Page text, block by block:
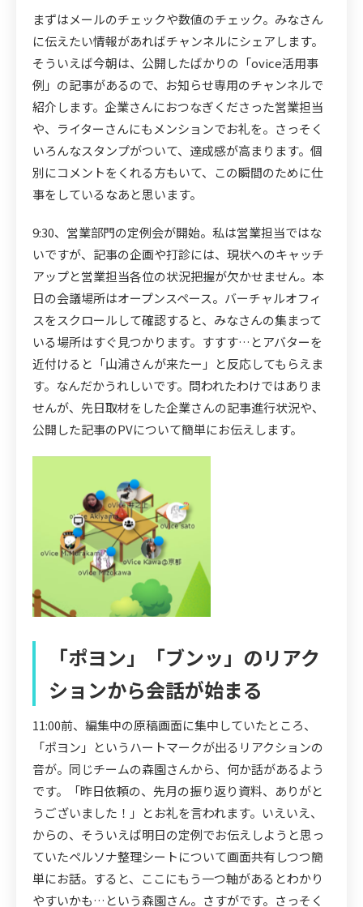
まずはメールのチェックや数値のチェック。みなさん
に伝えたい情報があればチャンネルにシェアします。
そういえば今朝は、公開したばかりの「ovice活用事
例」の記事があるので、お知らせ専用のチャンネルで
紹介します。企業さんにおつなぎくださった営業担当
や、ライターさんにもメンションでお礼を。さっそく
いろんなスタンプがついて、達成感が高まります。個
別にコメントをくれる方もいて、この瞬間のために仕
事をしているなあと思います。
9:30、営業部門の定例会が開始。私は営業担当ではな
いですが、記事の企画や打診には、現状へのキャッチ
アップと営業担当各位の状況把握が欠かせません。本
日の会議場所はオープンスペース。バーチャルオフィ
スをスクロールして確認すると、みなさんの集まって
いる場所はすぐ見つかります。すすす…とアバターを
近付けると「山浦さんが来たー」と反応してもらえま
す。なんだかうれしいです。問われたわけではありま
せんが、先日取材をした企業さんの記事進行状況や、
公開した記事のPVについて簡単にお伝えします。
「ポヨン」「ブンッ」のリアク
ションから会話が始まる
11:00前、編集中の原稿画面に集中していたところ、
「ポヨン」というハートマークが出るリアクションの
音が。同じチームの森園さんから、何か話があるよう
です。「昨日依頼の、先月の振り返り資料、ありがと
うございました！」とお礼を言われます。いえいえ、
からの、そういえば明日の定例でお伝えしようと思っ
ていたペルソナ整理シートについて画面共有しつつ簡
単にお話。すると、ここにもう一つ軸があるとわかり
やすいかも…という森園さん。さすがです。さっそく